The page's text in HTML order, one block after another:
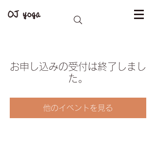
OJ yoga
お申し込みの受付は終了しまし
た。
他のイベントを見る